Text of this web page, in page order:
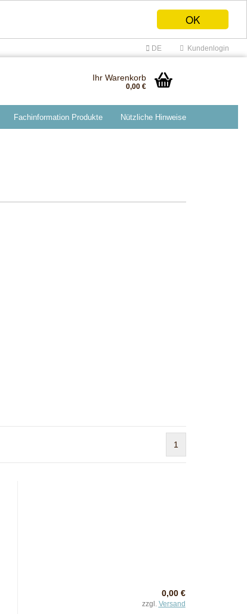
OK
DE Kundenlogin
Ihr Warenkorb
0,00 €
Fachinformation Produkte Nützliche Hinweise
1
0,00 €
zzgl. Versand